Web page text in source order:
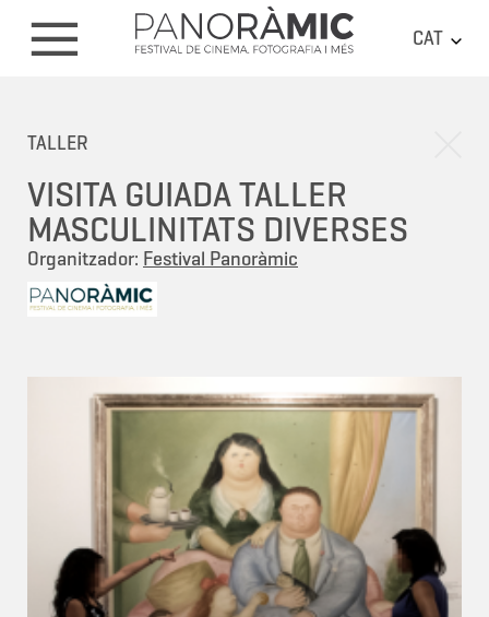
CAT
TALLER
VISITA GUIADA TALLER
MASCULINITATS DIVERSES
Organitzador: Festival Panoràmic